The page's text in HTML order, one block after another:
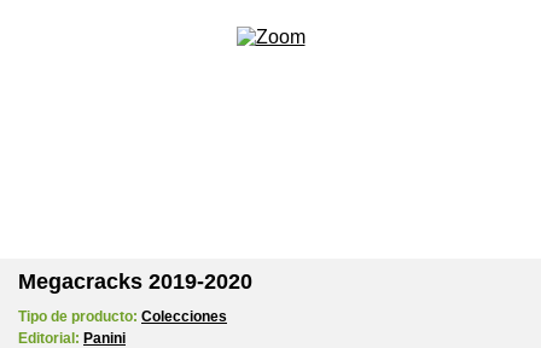
Megacracks 2019-2020
Tipo de producto: Colecciones
Editorial: Panini